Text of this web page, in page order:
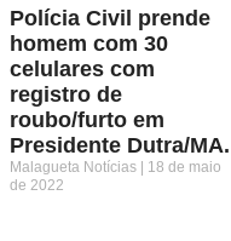
Polícia Civil prende
homem com 30
celulares com
registro de
roubo/furto em
Presidente Dutra/MA.
Malagueta Notícias
18 de maio
de 2022